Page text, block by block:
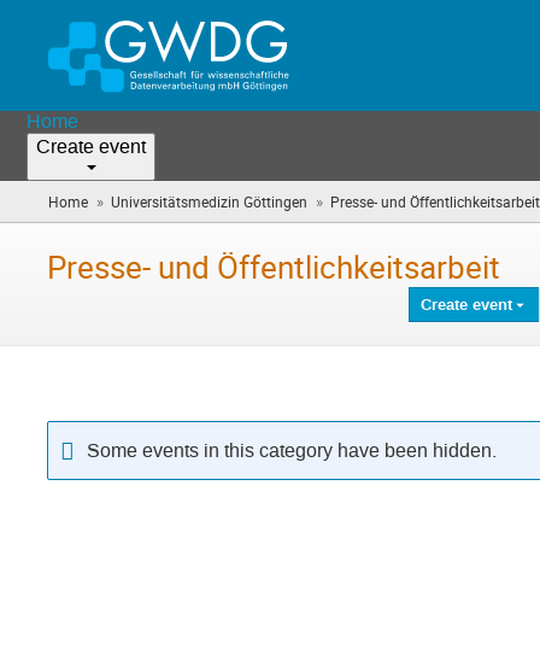
Home
Create event
Home » Universitätsmedizin Göttingen » Presse- und Öffentlichkeitsarbeit
Presse- und Öffentlichkeitsarbeit
Create event
Some events in this category have been hidden.